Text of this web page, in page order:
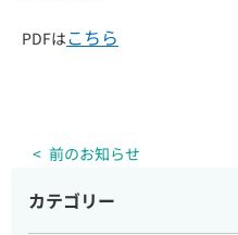
企業・団体様へのご案内
PDFはこちら
前のお知らせ
カテゴリー